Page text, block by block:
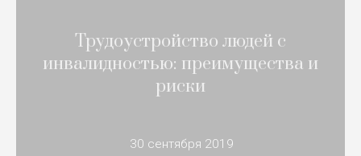
Трудоустройство людей с
инвалидностью: преимущества и
риски
30 сентября 2019